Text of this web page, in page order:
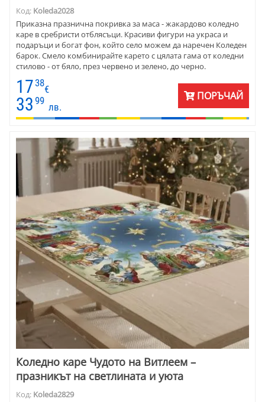
Код: Koleda2028
Приказна празнична покривка за маса - жакардово коледно
каре в сребристи отблясъци. Красиви фигури на украса и
подаръци и богат фон, който село можем да наречен Коледен
барок. Смело комбинирайте карето с цялата гама от коледни
стилово - от бяло, през червено и зелено, до черно.
Последното е хит на сезона. Зарадвайте семейството с това
богато жакардово каре за маса. Размери на карето 100 х 100
см. Материята е качествен жакард - памук и полиестер.
17 38
€
33 99
лв.
ПОРЪЧАЙ
Коледно каре Чудото на Витлеем –
празникът на светлината и уюта
Код: Koleda2829